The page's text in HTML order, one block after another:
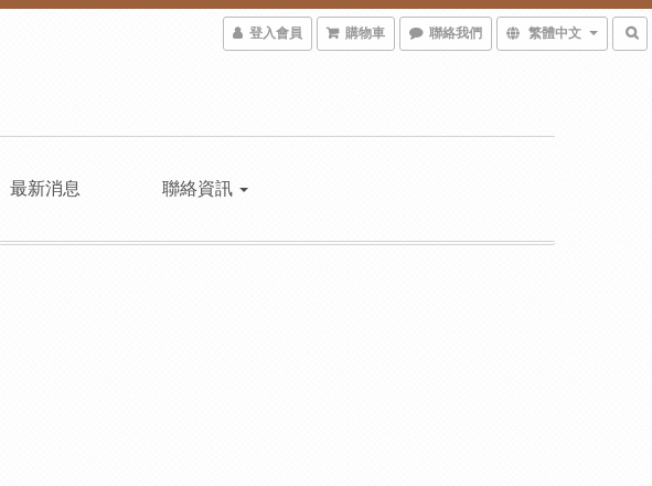
登入會員 購物車 聯絡我們 繁體中文
最新消息 聯絡資訊